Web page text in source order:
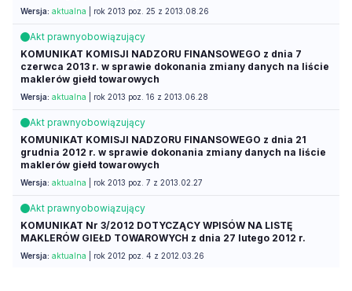
Wersja: aktualna | rok 2013 poz. 25 z 2013.08.26
Akt prawnyobowiązujący
KOMUNIKAT KOMISJI NADZORU FINANSOWEGO z dnia 7
czerwca 2013 r. w sprawie dokonania zmiany danych na liście
maklerów giełd towarowych
Wersja: aktualna | rok 2013 poz. 16 z 2013.06.28
Akt prawnyobowiązujący
KOMUNIKAT KOMISJI NADZORU FINANSOWEGO z dnia 21
grudnia 2012 r. w sprawie dokonania zmiany danych na liście
maklerów giełd towarowych
Wersja: aktualna | rok 2013 poz. 7 z 2013.02.27
Akt prawnyobowiązujący
KOMUNIKAT Nr 3/2012 DOTYCZĄCY WPISÓW NA LISTĘ
MAKLERÓW GIEŁD TOWAROWYCH z dnia 27 lutego 2012 r.
Wersja: aktualna | rok 2012 poz. 4 z 2012.03.26